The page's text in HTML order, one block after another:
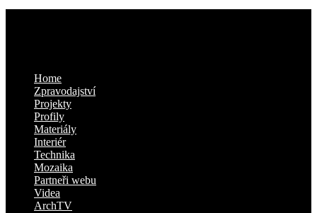
Home
Zpravodajství
Projekty
Profily
Materiály
Interiér
Technika
Mozaika
Partneři webu
Videa
ArchTV